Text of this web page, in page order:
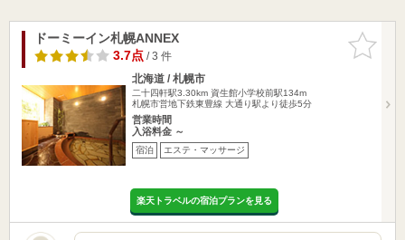
お気に入
りに追加
ドーミーイン札幌ANNEX
3.7点/ 3 件
北海道 / 札幌市
二十四軒駅3.30km 資生館小学校前駅134m
札幌市営地下鉄東豊線 大通り駅より徒歩5分
営業時間
入浴料金 ～
宿泊 エステ・マッサージ
楽天トラベルの宿泊プランを見る